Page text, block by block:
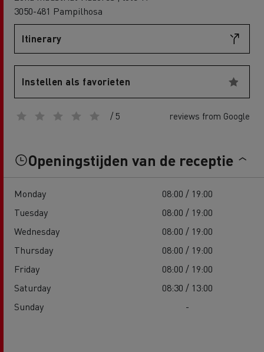
3050-481 Pampilhosa
Itinerary
Instellen als favorieten
/ 5 reviews from Google
Openingstijden van de receptie
Monday
08:00 / 19:00
Tuesday
08:00 / 19:00
Wednesday
08:00 / 19:00
Thursday
08:00 / 19:00
Friday
08:00 / 19:00
Saturday
08:30 / 13:00
Sunday
-